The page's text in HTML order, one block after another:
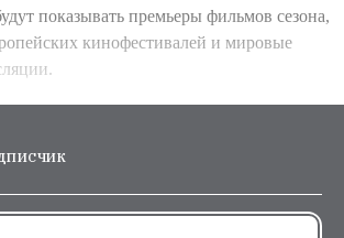
показывать премьеры фильмов сезона,
кинофестивалей и мировые